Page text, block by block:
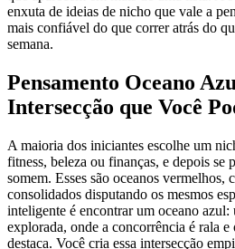
enxuta de ideias de nicho que vale a
mais confiável do que correr atrás do
semana.
Pensamento Oceano
Intersecção que Você
A maioria dos iniciantes escolhe um
fitness, beleza ou finanças, e depois se
somem. Esses são oceanos vermelhos,
consolidados disputando os mesmos
inteligente é encontrar um oceano azul:
explorada, onde a concorrência é rala
destaca. Você cria essa intersecção